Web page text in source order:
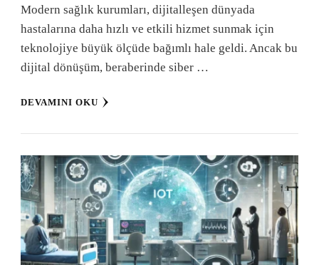
Modern sağlık kurumları, dijitalleşen dünyada
hastalarına daha hızlı ve etkili hizmet sunmak için
teknolojiye büyük ölçüde bağımlı hale geldi. Ancak bu
dijital dönüşüm, beraberinde siber …
DEVAMINI OKU